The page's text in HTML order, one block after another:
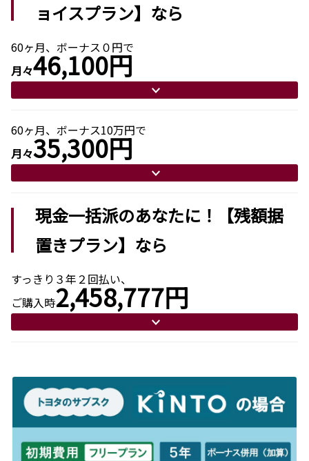
ョイスプラン】なら
60ヶ月、ボーナス０円で
月々46,100円
60ヶ月、ボーナス10万円で
月々35,300円
現金一括派のあなたに！【残額据
置きプラン】なら
すっきり３年２回払い、
ご購入時2,458,777円